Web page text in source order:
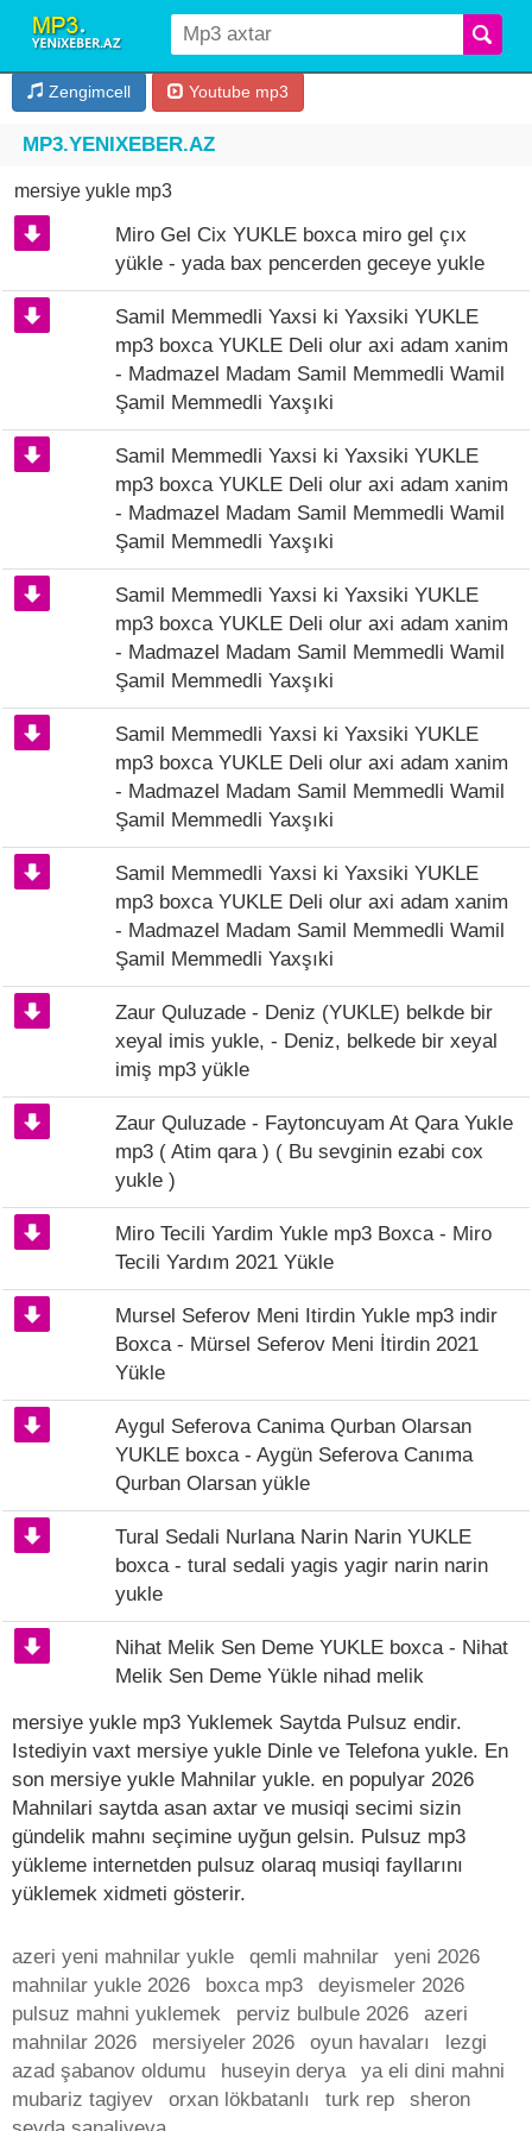
Zengimcell Youtube mp3
MP3.YENIXEBER.AZ
mersiye yukle mp3
Miro Gel Cix YUKLE boxca miro gel çıx
yükle - yada bax pencerden geceye yukle
Samil Memmedli Yaxsi ki Yaxsiki YUKLE
mp3 boxca YUKLE Deli olur axi adam xanim
- Madmazel Madam Samil Memmedli Wamil
Şamil Memmedli Yaxşıki
Samil Memmedli Yaxsi ki Yaxsiki YUKLE
mp3 boxca YUKLE Deli olur axi adam xanim
- Madmazel Madam Samil Memmedli Wamil
Şamil Memmedli Yaxşıki
Samil Memmedli Yaxsi ki Yaxsiki YUKLE
mp3 boxca YUKLE Deli olur axi adam xanim
- Madmazel Madam Samil Memmedli Wamil
Şamil Memmedli Yaxşıki
Samil Memmedli Yaxsi ki Yaxsiki YUKLE
mp3 boxca YUKLE Deli olur axi adam xanim
- Madmazel Madam Samil Memmedli Wamil
Şamil Memmedli Yaxşıki
Samil Memmedli Yaxsi ki Yaxsiki YUKLE
mp3 boxca YUKLE Deli olur axi adam xanim
- Madmazel Madam Samil Memmedli Wamil
Şamil Memmedli Yaxşıki
Zaur Quluzade - Deniz (YUKLE) belkde bir
xeyal imis yukle, - Deniz, belkede bir xeyal
imiş mp3 yükle
Zaur Quluzade - Faytoncuyam At Qara Yukle
mp3 ( Atim qara ) ( Bu sevginin ezabi cox
yukle )
Miro Tecili Yardim Yukle mp3 Boxca - Miro
Tecili Yardım 2021 Yükle
Mursel Seferov Meni Itirdin Yukle mp3 indir
Boxca - Mürsel Seferov Meni İtirdin 2021
Yükle
Aygul Seferova Canima Qurban Olarsan
YUKLE boxca - Aygün Seferova Canıma
Qurban Olarsan yükle
Tural Sedali Nurlana Narin Narin YUKLE
boxca - tural sedali yagis yagir narin narin
yukle
Nihat Melik Sen Deme YUKLE boxca - Nihat
Melik Sen Deme Yükle nihad melik
mersiye yukle mp3 Yuklemek Saytda Pulsuz endir.
Istediyin vaxt mersiye yukle Dinle ve Telefona yukle. En
son mersiye yukle Mahnilar yukle. en populyar 2026
Mahnilari saytda asan axtar ve musiqi secimi sizin
gündelik mahnı seçimine uyğun gelsin. Pulsuz mp3
yükleme internetden pulsuz olaraq musiqi fayllarını
yüklemek xidmeti gösterir.
azeri yeni mahnilar yukle qemli mahnilar
yeni 2026
mahnilar yukle 2026
boxca mp3
deyismeler 2026
pulsuz mahni yuklemek
perviz bulbule 2026
azeri
mahnilar 2026
mersiyeler 2026 oyun havaları
lezgi
azad şabanov oldumu
huseyin derya
ya eli dini mahni
mubariz tagiyev
orxan lökbatanlı turk rep
sheron